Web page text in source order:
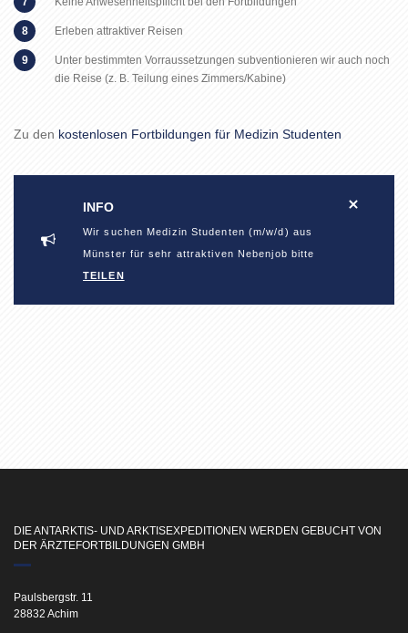
Erleben attraktiver Reisen
Unter bestimmten Vorraussetzungen subventionieren wir auch noch
die Reise (z. B. Teilung eines Zimmers/Kabine)
Zu den kostenlosen Fortbildungen für Medizin Studenten
INFO
Wir suchen Medizin Studenten (m/w/d) aus
Münster für sehr attraktiven Nebenjob bitte
TEILEN
DIE ANTARKTIS- UND ARKTISEXPEDITIONEN WERDEN GEBUCHT VON
DER ÄRZTEFORTBILDUNGEN GMBH
Paulsbergstr. 11
28832 Achim